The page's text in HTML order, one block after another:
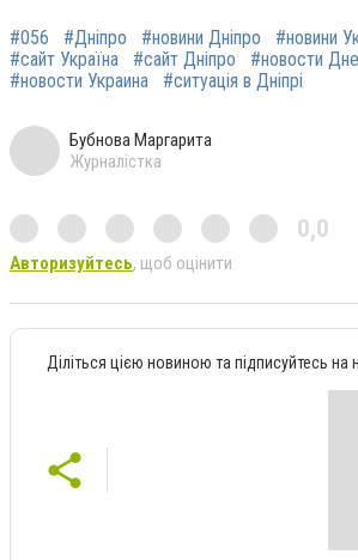
#056 #Дніпро #новини Дніпро
#новини
#сайт Україна
#сайт Дніпро
#новости
#новости Украина
#ситуація в Дніпрі
Бубнова Маргарита
Журналістка
0,0
Авторизуйтесь, щоб оцінити
Діліться цією новиною та підписуйтесь на